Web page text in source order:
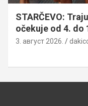
STARČEVO:
očekuje od 4. do
3. август 2026.